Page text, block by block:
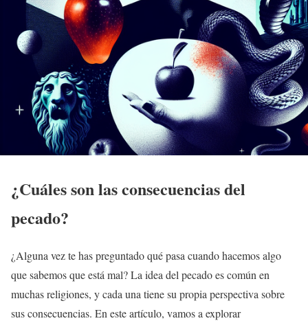
¿Cuáles son lasconsecuencias del
pecado?
¿Alguna vez te has preguntado qué pasa cuando hacemos algo
que sabemos que está mal? La idea del pecado es común en
muchas religiones, y cada una tiene su propia perspectiva sobre
sus consecuencias. En este artículo, vamos a explorar